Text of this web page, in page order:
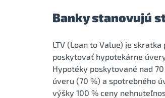
Banky stanovujú
LTV (Loan to Value) je
poskytovať hypotekárne
Hypotéky poskytované nad
úveru (70 %) a spotrebného
výšky 100 % ceny